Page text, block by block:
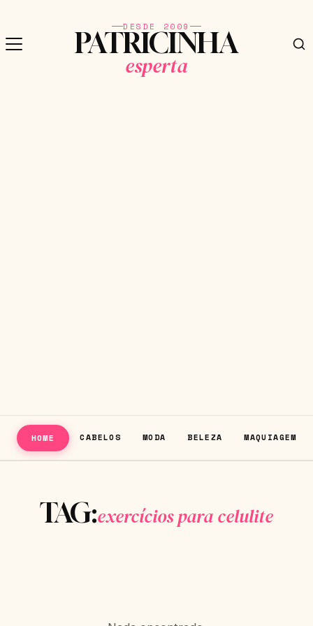
DESDE 2009
PATRICINHA
esperta
HOME CABELOS MODA BELEZA MAQUIAGEM
TAG:exercícios para celulite